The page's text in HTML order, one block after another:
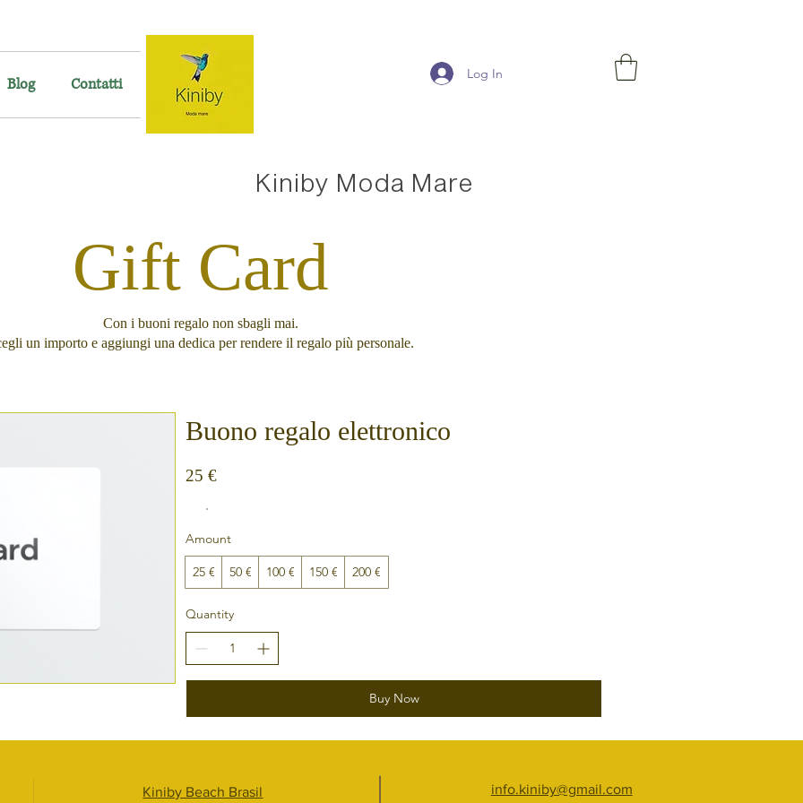
Blog Contatti
Log In
Kiniby Moda Mare
Gift Card
Con i buoni regalo non sbagli mai.
un importo e aggiungi una dedica per rendere il regalo più personale.
Buono regalo elettronico
25 €
Amount
25 € 50 € 100 € 150 € 200 €
Quantity
Buy Now
Kiniby Beach Brasil info.kiniby@gmail.com